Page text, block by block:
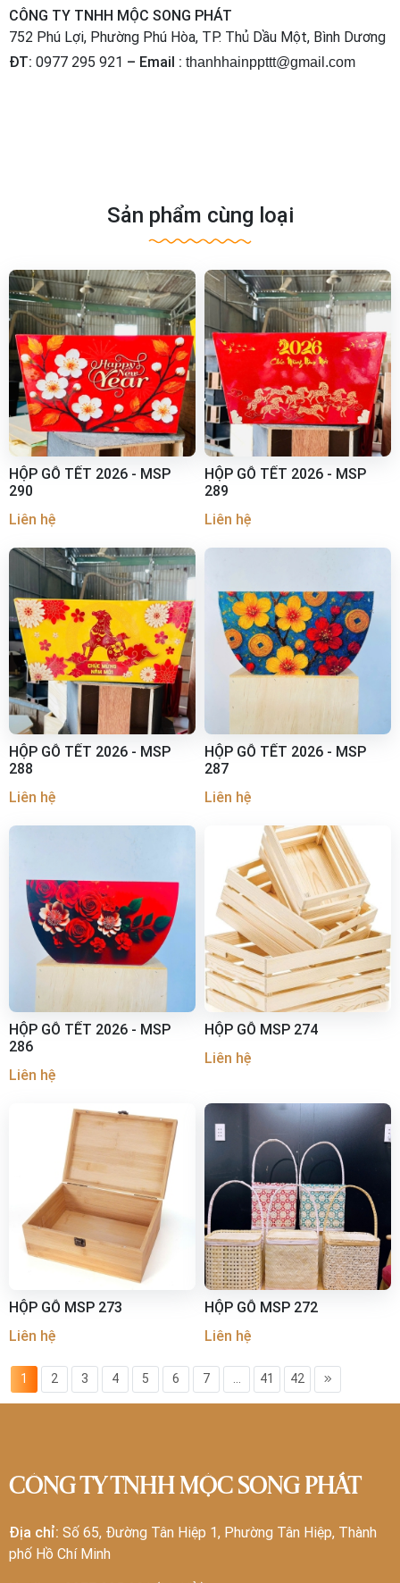
CÔNG TY TNHH MỘC SONG PHÁT
752 Phú Lợi, Phường Phú Hòa, TP. Thủ Dầu Một, Bình Dương
ĐT: 0977 295 921 – Email : thanhhainppttt@gmail.com
Sản phẩm cùng loại
HỘP GỖ TẾT 2026 - MSP
290
Liên hệ
HỘP GỖ TẾT 2026 - MSP
289
Liên hệ
HỘP GỖ TẾT 2026 - MSP
288
Liên hệ
HỘP GỖ TẾT 2026 - MSP
287
Liên hệ
HỘP GỖ TẾT 2026 - MSP
286
Liên hệ
HỘP GỖ MSP 274
Liên hệ
HỘP GỖ MSP 273
Liên hệ
HỘP GỖ MSP 272
Liên hệ
1 2 3 4 5 6 7 ... 41 42
CÔNG TY TNHH MỘC SONG PHÁT
Địa chỉ: Số 65, Đường Tân Hiệp 1, Phường Tân Hiệp, Thành
phố Hồ Chí Minh